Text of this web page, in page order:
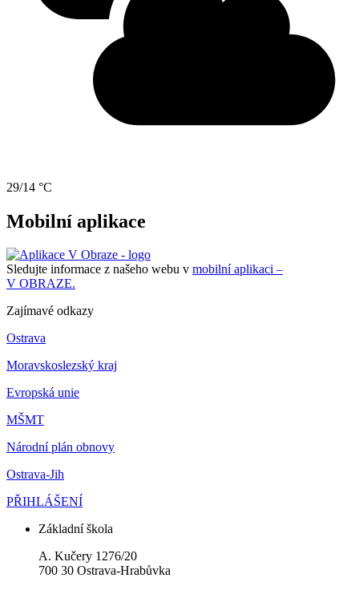
29/14 °C
Mobilní aplikace
Sledujte informace z našeho webu v mobilní aplikaci –
V OBRAZE.
Zajímavé odkazy
Ostrava
Moravskoslezský kraj
Evropská unie
MŠMT
Národní plán obnovy
Ostrava-Jih
PŘIHLÁŠENÍ
Základní škola
A. Kučery 1276/20
700 30 Ostrava-Hrabůvka